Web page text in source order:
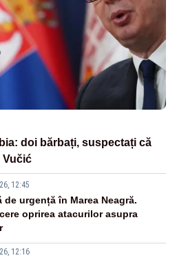
doi bărbați, suspectați că
Vučić
12:45
de urgență în Marea Neagră.
oprirea atacurilor asupra
12:16